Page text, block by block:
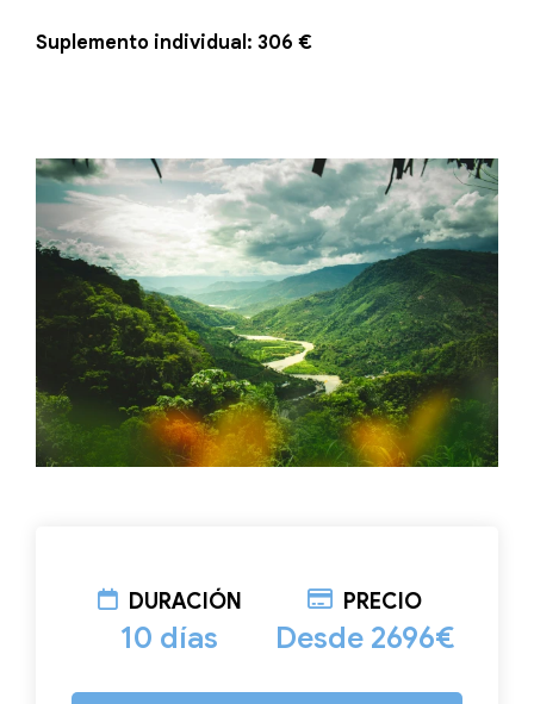
Suplemento individual: 306 €
DURACIÓN
10 días
PRECIO
Desde 2696€